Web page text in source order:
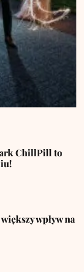
ChillPill to
wpływ na